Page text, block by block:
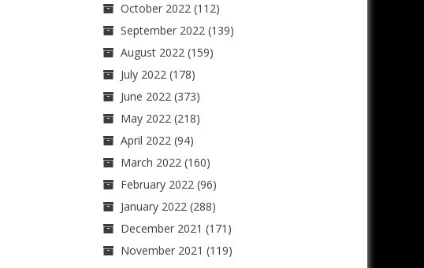
October 2022(112)
September 2022(139)
August 2022(159)
July 2022(178)
June 2022(373)
May 2022(218)
April 2022(94)
March 2022(160)
February 2022(96)
January 2022(288)
December 2021 (171)
November 2021 (119)